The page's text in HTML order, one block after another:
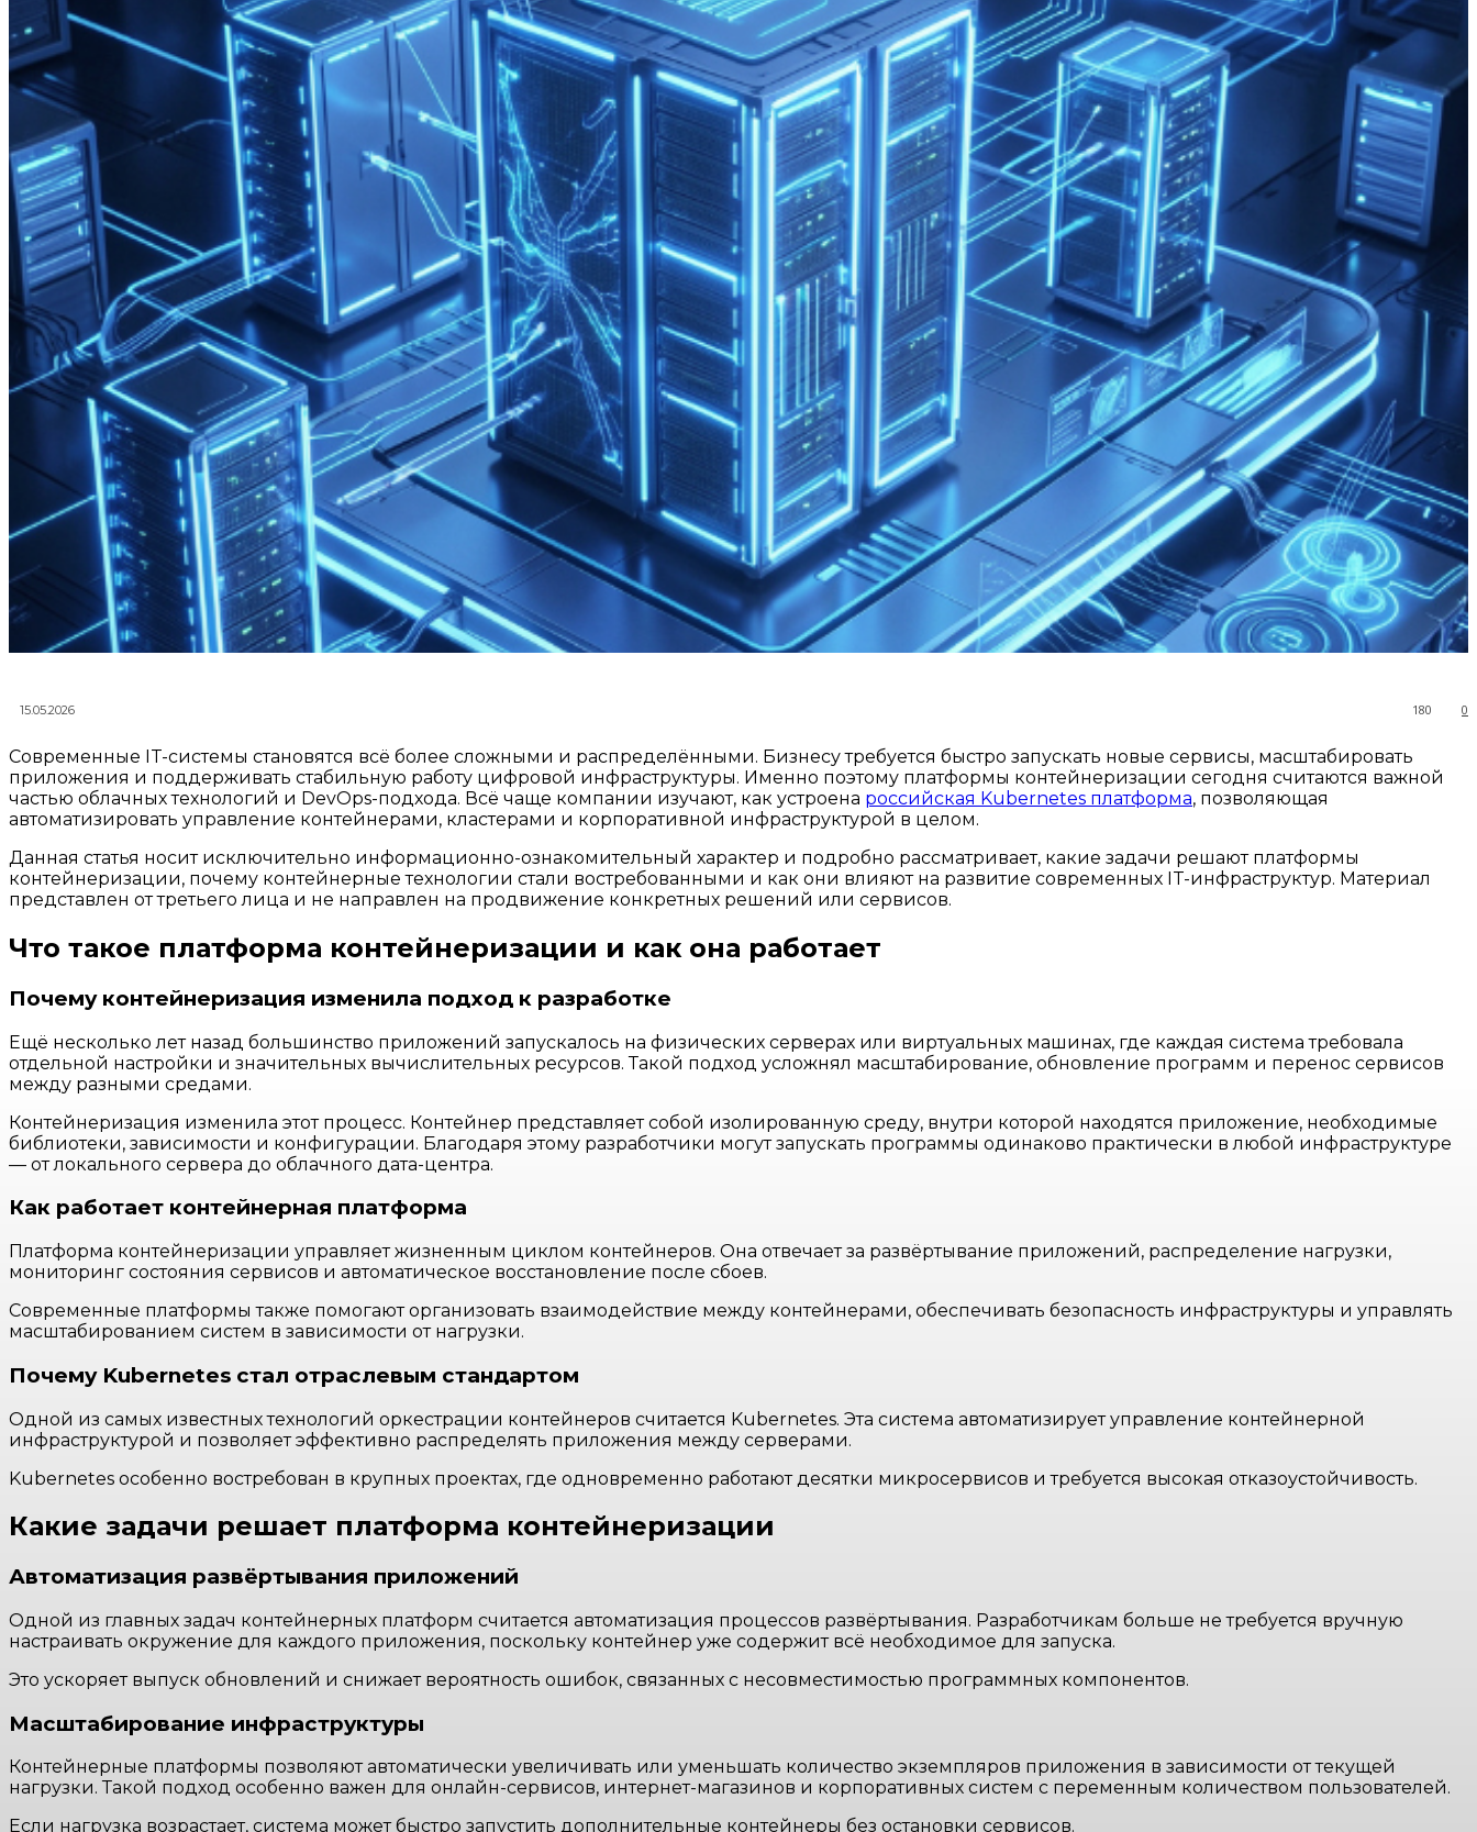
15.05.2026 0
180
Современные IT-системы становятся всё более сложными и распределёнными. Бизнесу требуется быстро запускать новые сервисы, масштабировать
приложения и поддерживать стабильную работу цифровой инфраструктуры. Именно поэтому платформы контейнеризации сегодня считаются важной
частью облачных технологий и DevOps-подхода. Всё чаще компании изучают, как устроена российская Kubernetes платформа, позволяющая
автоматизировать управление контейнерами, кластерами и корпоративной инфраструктурой в целом.
Данная статья носит исключительно информационно-ознакомительный характер и подробно рассматривает, какие задачи решают платформы
контейнеризации, почему контейнерные технологии стали востребованными и как они влияют на развитие современных IT-инфраструктур. Материал
представлен от третьего лица и не направлен на продвижение конкретных решений или сервисов.
Что такое платформа контейнеризации и как она работает
Почему контейнеризация изменила подход к разработке
Ещё несколько лет назад большинство приложений запускалось на физических серверах или виртуальных машинах, где каждая система требовала
отдельной настройки и значительных вычислительных ресурсов. Такой подход усложнял масштабирование, обновление программ и перенос сервисов
между разными средами.
Контейнеризация изменила этот процесс. Контейнер представляет собой изолированную среду, внутри которой находятся приложение, необходимые
библиотеки, зависимости и конфигурации. Благодаря этому разработчики могут запускать программы одинаково практически в любой инфраструктуре
— от локального сервера до облачного дата-центра.
Как работает контейнерная платформа
Платформа контейнеризации управляет жизненным циклом контейнеров. Она отвечает за развёртывание приложений, распределение нагрузки,
мониторинг состояния сервисов и автоматическое восстановление после сбоев.
Современные платформы также помогают организовать взаимодействие между контейнерами, обеспечивать безопасность инфраструктуры и управлять
масштабированием систем в зависимости от нагрузки.
Почему Kubernetes стал отраслевым стандартом
Одной из самых известных технологий оркестрации контейнеров считается Kubernetes. Эта система автоматизирует управление контейнерной
инфраструктурой и позволяет эффективно распределять приложения между серверами.
Kubernetes особенно востребован в крупных проектах, где одновременно работают десятки микросервисов и требуется высокая отказоустойчивость.
Какие задачи решает платформа контейнеризации
Автоматизация развёртывания приложений
Одной из главных задач контейнерных платформ считается автоматизация процессов развёртывания. Разработчикам больше не требуется вручную
настраивать окружение для каждого приложения, поскольку контейнер уже содержит всё необходимое для запуска.
Это ускоряет выпуск обновлений и снижает вероятность ошибок, связанных с несовместимостью программных компонентов.
Масштабирование инфраструктуры
Контейнерные платформы позволяют автоматически увеличивать или уменьшать количество экземпляров приложения в зависимости от текущей
нагрузки. Такой подход особенно важен для онлайн-сервисов, интернет-магазинов и корпоративных систем с переменным количеством пользователей.
Если нагрузка возрастает, система может быстро запустить дополнительные контейнеры без остановки сервисов.